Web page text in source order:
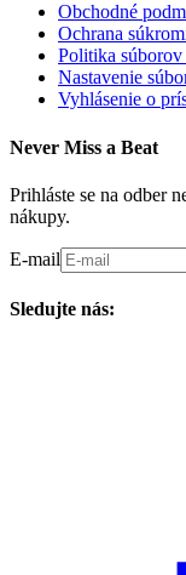
Obchodné
Ochrana
Politika súborov
Nastavenie
Vyhlásenie o
Never Miss a Beat
Prihláste se na odber
nákupy.
E-mail
Sledujte nás: